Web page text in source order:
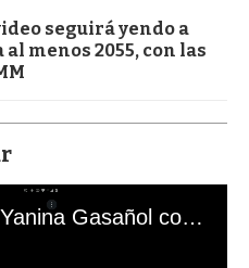
seguirá yendo a
menos 2055, con las
El mal momento de Yanina Gasañol con un hincha argentino en "Subrayado"